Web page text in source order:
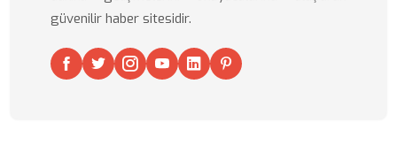
güvenilir haber sitesidir.